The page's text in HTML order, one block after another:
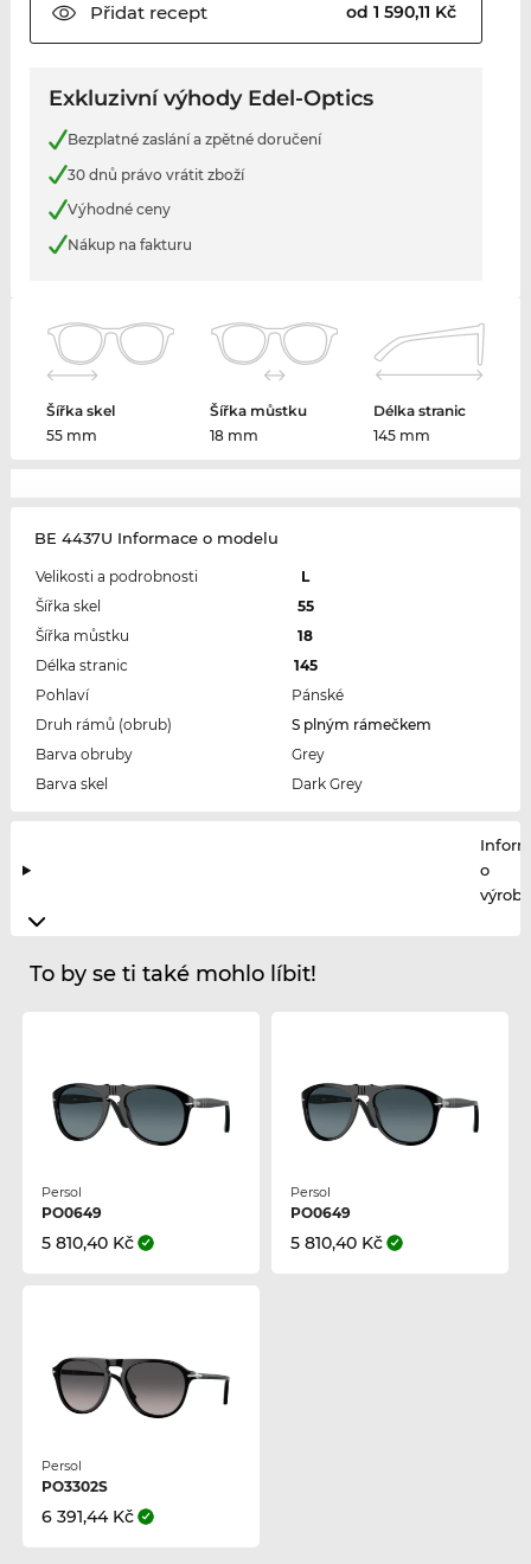
Přidatrecept od 1 590,11 Kč
Exkluzivní výhody Edel-Optics
Bezplatné zaslání a zpětné doručení
30 dnů právo vrátit zboží
Výhodné ceny
Nákup na fakturu
Šířka skel
55 mm
Šířka můstku
18 mm
Délka stranic
145 mm
BE 4437U Informace o modelu
Velikosti a podrobnosti
L
Šířka skel
55
Šířka můstku
18
Délka stranic
145
Pohlaví
Pánské
Druh rámů (obrub)
S plným rámečkem
Barva obruby
Grey
Barva skel
Dark Grey
o
To by se ti také mohlo líbit!
Persol
PO0649
5 810,40 Kč
Persol
PO0649
5 810,40 Kč
Persol
PO3302S
6 391,44 Kč